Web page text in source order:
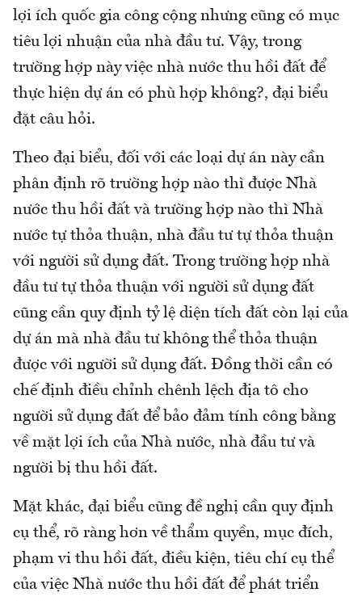
lợi ích quốc gia công cộng nhưng cũng có mục
tiêu lợi nhuận của nhà đầu tư. Vậy, trong
trường hợp này việc nhà nước thu hồi đất để
thực hiện dự án có phù hợp không?, đại biểu
đặt câu hỏi.
Theo đại biểu, đối với các loại dự án này cần
phân định rõ trường hợp nào thì được Nhà
nước thu hồi đất và trường hợp nào thì Nhà
nước tự thỏa thuận, nhà đầu tư tự thỏa thuận
với người sử dụng đất. Trong trường hợp nhà
đầu tư tự thỏa thuận với người sử dụng đất
cũng cần quy định tỷ lệ diện tích đất còn lại của
dự án mà nhà đầu tư không thể thỏa thuận
được với người sử dụng đất. Đồng thời cần có
chế định điều chỉnh chênh lệch địa tô cho
người sử dụng đất để bảo đảm tính công bằng
về mặt lợi ích của Nhà nước, nhà đầu tư và
người bị thu hồi đất.
Mặt khác, đại biểu cũng đề nghị cần quy định
cụ thể, rõ ràng hơn về thẩm quyền, mục đích,
phạm vi thu hồi đất, điều kiện, tiêu chí cụ thể
của việc Nhà nước thu hồi đất để phát triển